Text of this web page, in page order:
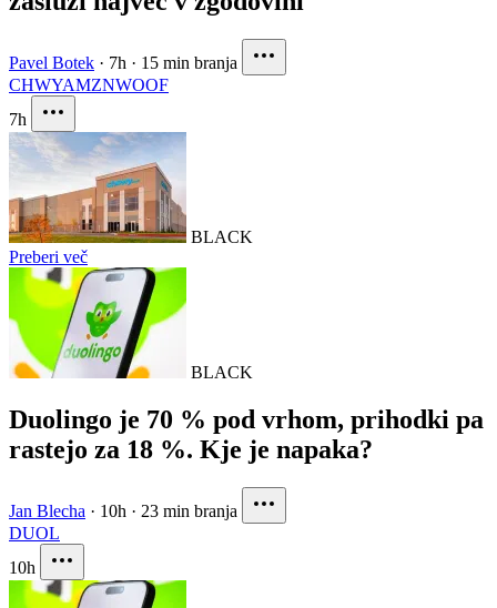
Pavel Botek · 7h · 15 min branja
CHWYAMZNWOOF
7h
BLACK
Preberi več
BLACK
Duolingo je 70 % pod vrhom, prihodki pa
rastejo za 18 %. Kje je napaka?
Jan Blecha · 10h · 23 min branja
DUOL
10h